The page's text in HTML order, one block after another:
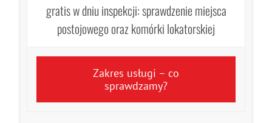
gratis w dniu inspekcji: sprawdzenie miejsca
postojowego oraz komórki lokatorskiej
Zakres usługi – co
sprawdzamy?